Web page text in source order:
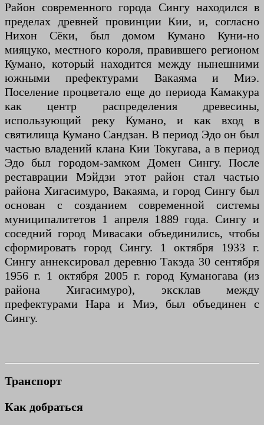
Район современного города Сингу находился в
пределах древней провинции Кии, и, согласно
Нихон Сёки, был домом Кумано Куни-но
мияцуко, местного короля, правившего регионом
Кумано, который находится между нынешними
южными префектурами Вакаяма и Миэ.
Поселение процветало еще до периода Камакура
как центр распределения древесины,
использующий реку Кумано, и как вход в
святилища Кумано Сандзан. В период Эдо он был
частью владений клана Кии Токугава, а в период
Эдо был городом-замком Домен Сингу. После
реставрации Мэйдзи этот район стал частью
района Хигасимуро, Вакаяма, и город Сингу был
основан с созданием современной системы
муниципалитетов 1 апреля 1889 года. Сингу и
соседний город Мивасаки объединились, чтобы
сформировать город Сингу. 1 октября 1933 г.
Сингу аннексировал деревню Такэда 30 сентября
1956 г. 1 октября 2005 г. город Куманогава (из
района Хигасимуро), эксклав между
префектурами Нара и Миэ, был объединен с
Сингу.
Транспорт
Как добраться